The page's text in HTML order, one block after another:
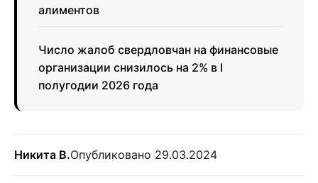
алиментов
Число жалоб свердловчан на финансовые
организации снизилось на 2% в I
полугодии 2026 года
Никита В.Опубликовано 29.03.2024